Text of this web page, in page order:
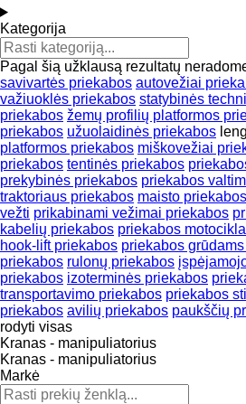
Kategorija
Pagal šią užklausą rezultatų
savivartės priekabos autovežiai
važiuoklės priekabos statybinės
priekabos žemų profilių platformos
priekabos užuolaidinės priekabos
platformos priekabos miškovežiai
priekabos tentinės priekabos
prekybinės priekabos priekabos
traktoriaus priekabos maisto priekabos
vežti prikabinami vežimai priekabos
kabelių priekabos priekabos
hook-lift priekabos priekabos
priekabos rulonų priekabos
priekabos izoterminės priekabos
transportavimo priekabos priekabos
priekabos avilių priekabos paukščių
rodyti visas
Kranas - manipuliatorius
Kranas - manipuliatorius
Markė